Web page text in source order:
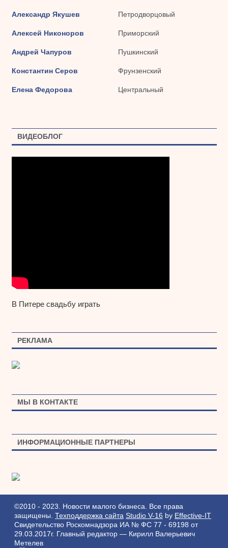
Александр Якушев Петродворцовый
Алексей Никоноров Приморский
Андрей Чапуров Пушкинский
Константин Серов Фрунзенский
Елена Федорова Центральный
ВИДЕОБЛОГ
В Питере свадьбу играть
РЕКЛАМА
МЫ В КОНТАКТЕ
ИНФОРМАЦИОННЫЕ ПАРТНЕРЫ
©2010 - 2023. Новости малого бизнеса. Все права
защищены. Техподдержка сайта Studio V-16 by Effective-IT
Свидетельство Роскомнадзора ИА № ФС 77 - 69198 от
29.03.2017г.